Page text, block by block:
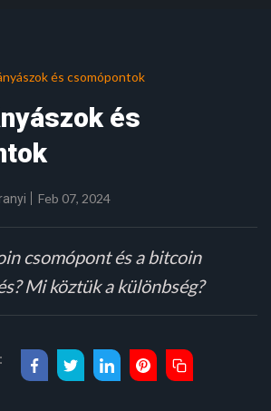
és csomópontok
és
Feb 07, 2024
csomópont és a bitcoin
Mi köztük a különbség?